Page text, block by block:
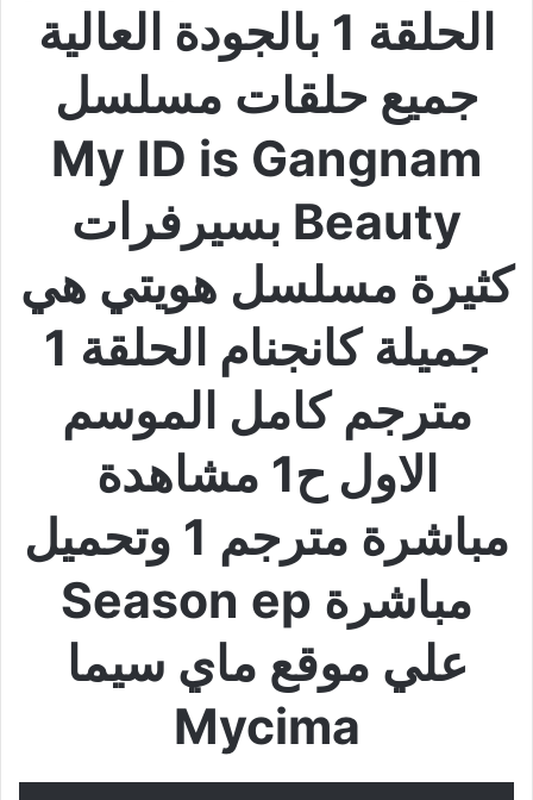
الحلقة 1 بالجودة العالية
جميع حلقات مسلسل
My ID is Gangnam
Beauty بسيرفرات
كثيرة مسلسل هويتي هي
جميلة كانجنام الحلقة 1
مترجم كامل الموسم
الاول ح1 مشاهدة
مباشرة مترجم 1 وتحميل
مباشرة Season ep
علي موقع ماي سيما
Mycima